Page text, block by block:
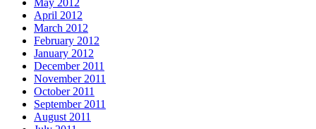
May 2012
April 2012
March 2012
February 2012
January 2012
December 2011
November 2011
October 2011
September 2011
August 2011